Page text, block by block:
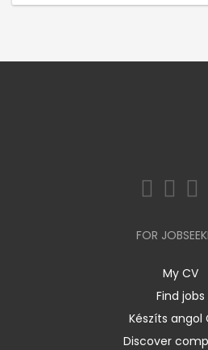
FOR
My CV
Find jobs
Készíts angol
Discover